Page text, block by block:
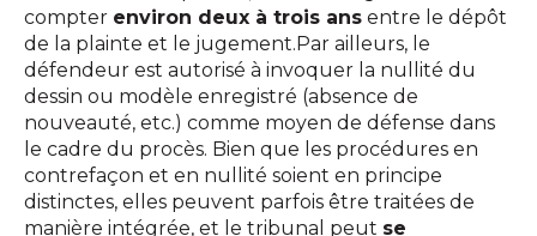
compter environ deux à trois ans entre le dépôt
de la plainte et le jugement.Par ailleurs, le
défendeur est autorisé à invoquer la nullité du
dessin ou modèle enregistré (absence de
nouveauté, etc.) comme moyen de défense dans
le cadre du procès. Bien que les procédures en
contrefaçon et en nullité soient en principe
distinctes, elles peuvent parfois être traitées de
manière intégrée, et le tribunal peut se